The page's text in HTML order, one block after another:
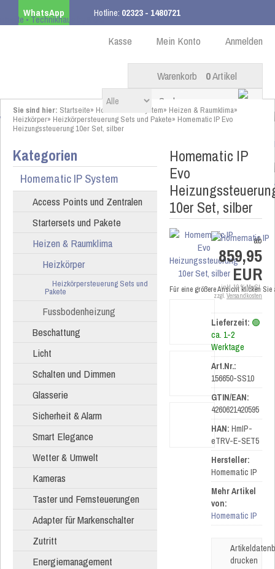
WhatsApp Hotline: 02323 - 1480721
ab 99,00 € innerhalb DE Anmelden
Mein Konto
Kasse
Warenkorb 0Artikel
Sie sind hier: Startseite» Homematic IP System» Heizen & Raumklima»
Heizkörper» Heizkörpersteuerung Sets und Pakete» Homematic IP Evo
Heizungssteuerung 10er Set, silber
Kategorien
Homematic IP System
Access Points und Zentralen
Startersets und Pakete
Heizen & Raumklima
Heizkörper
Heizkörpersteuerung Sets und
Pakete
Fussbodenheizung
Beschattung
Licht
Schalten und Dimmen
Glasserie
Sicherheit & Alarm
Smart Elegance
Wetter & Umwelt
Kameras
Taster und Fernsteuerungen
Adapter für Markenschalter
Zutritt
Energiemanagement
Homematic IP
Evo
10er Set, silber
Für eine größere Ansicht klicken
ab
859,95
EUR
inkl. 19 % MwSt.
zzgl. Versandkosten
Lieferzeit: 🟢
ca. 1-2
Werktage
Art.Nr.:
156650-SS10
GTIN/EAN:
4260621420595
HAN: HmIP-
eTRV-E-SET5
Hersteller:
Homematic IP
Mehr Artikel
von:
Homematic IP
drucken